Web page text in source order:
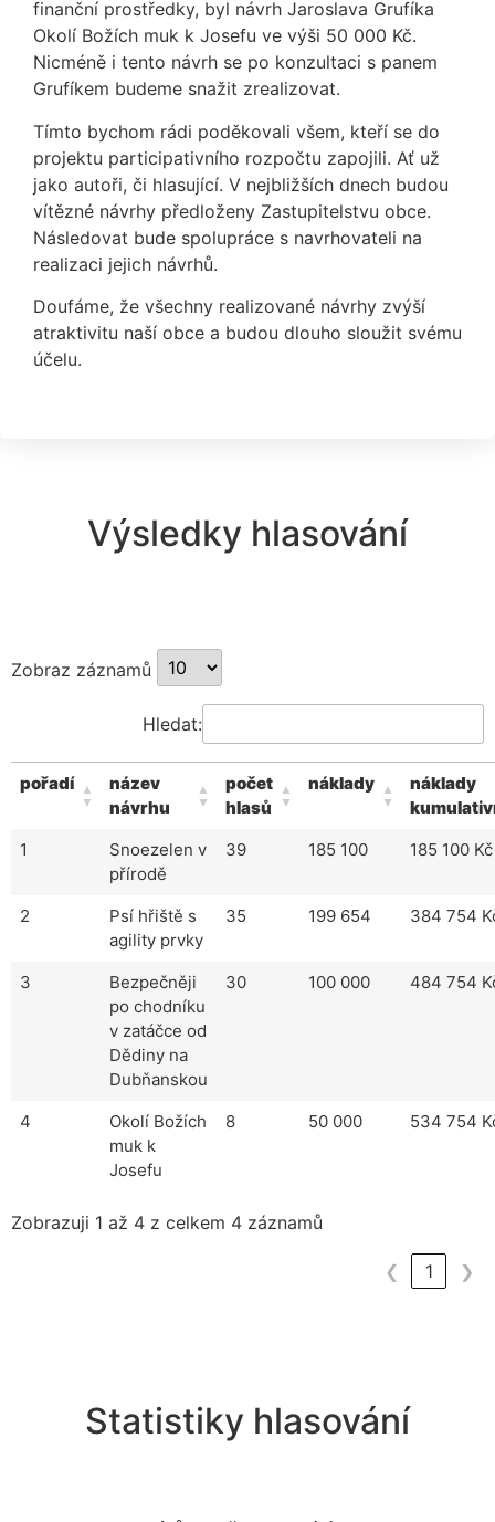
finanční prostředky, byl návrh Jaroslava Grufíka
Okolí Božích muk k Josefu ve výši 50 000 Kč.
Nicméně i tento návrh se po konzultaci s panem
Grufíkem budeme snažit zrealizovat.
Tímto bychom rádi poděkovali všem, kteří se do
projektu participativního rozpočtu zapojili. Ať už
jako autoři, či hlasující. V nejbližších dnech budou
vítězné návrhy předloženy Zastupitelstvu obce.
Následovat bude spolupráce s navrhovateli na
realizaci jejich návrhů.
Doufáme, že všechny realizované návrhy zvýší
atraktivitu naší obce a budou dlouho sloužit svému
účelu.
Výsledky hlasování
Zobraz záznamů
Hledat:
pořadí
název
návrhu
počet
hlasů
náklady
náklady
1
Snoezelen v
přírodě
39 185 100 185 100 Kč
2
Psí hřiště s
agility prvky
35 199 654 384 754
3
Bezpečněji
po chodníku
v zatáčce od
Dědiny na
Dubňanskou
30 100 000 484 754
4
Okolí Božích
muk k
Josefu
8 50 000 534 754
Zobrazuji 1 až 4 z celkem 4 záznamů
❮ 1 ❯
Statistiky hlasování